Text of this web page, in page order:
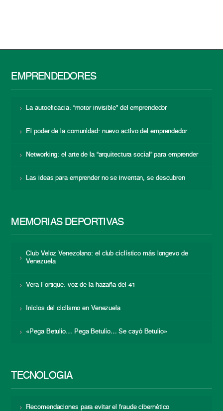
EMPRENDEDORES
La autoeficacia: “motor invisible” del emprendedor
El poder de la comunidad: nuevo activo del emprendedor
Networking: el arte de la “arquitectura social” para emprender
Las ideas para emprender no se inventan, se descubren
MEMORIAS DEPORTIVAS
Club Veloz Venezolano: el club ciclístico más longevo de
Venezuela
Vera Fortique: voz de la hazaña del 41
Inicios del ciclismo en Venezuela
«Pega Betulio… Pega Betulio… Se cayó Betulio»
TECNOLOGÍA
Recomendaciones para evitar el fraude cibernético